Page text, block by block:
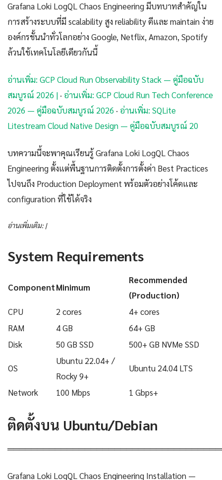
Grafana Loki LogQL Chaos Engineering มีบทบาทสำคัญใน
การสร้างระบบที่มี scalability สูง reliability ดีและ maintain ง่าย
องค์กรชั้นนำทั่วโลกอย่าง Google, Netflix, Amazon, Spotify
ล้วนใช้เทคโนโลยีเดียวกันนี้
อ่านเพิ่ม: GCP Cloud Run Observability Stack — คู่มือฉบับ
สมบูรณ์ 2026 | · อ่านเพิ่ม: GCP Cloud Run Tech Conference
2026 — คู่มือฉบับสมบูรณ์ 2026 · อ่านเพิ่ม: SQLite
Litestream Cloud Native Design — คู่มือฉบับสมบูรณ์ 20
บทความนี้จะพาคุณเรียนรู้ Grafana Loki LogQL Chaos
Engineering ตั้งแต่พื้นฐานการติดตั้งการตั้งค่า Best Practices
ไปจนถึง Production Deployment พร้อมตัวอย่างโค้ดและ
configuration ที่ใช้ได้จริง
อ่านเพิ่มเติม: |
System Requirements
ComponentMinimum
Recommended
(Production)
CPU
2 cores
4+ cores
RAM
4 GB
64+ GB
Disk
50 GB SSD 500+ GB NVMe SSD
OS
Ubuntu 22.04+ /
Rocky 9+
Ubuntu 24.04 LTS
Network 100 Mbps 1 Gbps+
ติดตั้งบน Ubuntu/Debian
Grafana Loki LogQL Chaos Engineering Installation —